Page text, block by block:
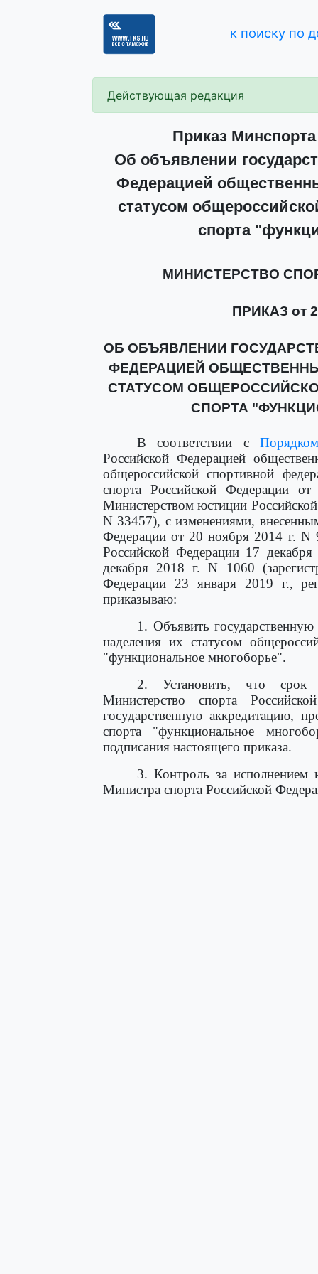
к поиску по
Действующая редакция
Приказ Минспорта
Об объявлении
Федерацией
статусом
спорта
МИНИСТЕРСТВО
ПРИКАЗ от
ОБ ОБЪЯВЛЕНИИ
ФЕДЕРАЦИЕЙ
СТАТУСОМ
СПОРТА
В соответствии с Порядком
Российской Федерацией
общероссийской спортивной
спорта Российской Федерации
Министерством юстиции
N 33457), с изменениями,
Федерации от 20 ноября 2014 г. N
Российской Федерации 17
декабря 2018 г. N 1060
Федерации 23 января 2019 г.,
приказываю:
1. Объявить
наделения их статусом
"функциональное многоборье".
2. Установить, что срок
Министерство спорта
государственную аккредитацию,
спорта "функциональное
подписания настоящего приказа.
3. Контроль за исполнением
Министра спорта Российской